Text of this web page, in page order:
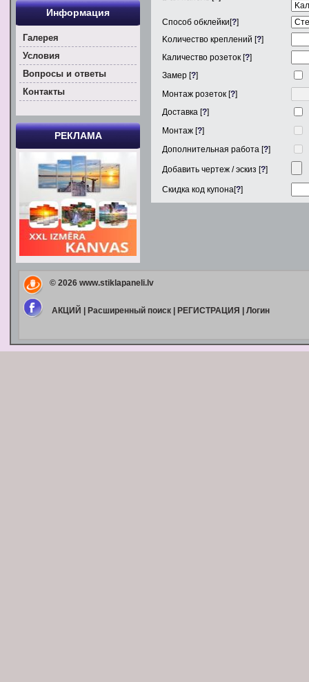
Способ обклейки[?]
Kоличество креплений [?]
Каличество розеток [?]
Замер [?]
Монтаж розеток [?]
Доставка [?]
Монтаж [?]
Дополнительная работа [?]
Добавить чертеж / эскиз [?]
Скидка код купона[?]
Информация
Галерея
Условия
Вoпросы и ответы
Контакты
РЕКЛАМА
© 2026 www.stiklapaneli.lv
АКЦИЙ Расширенный поиск| РЕГИСТРАЦИЯ Логин